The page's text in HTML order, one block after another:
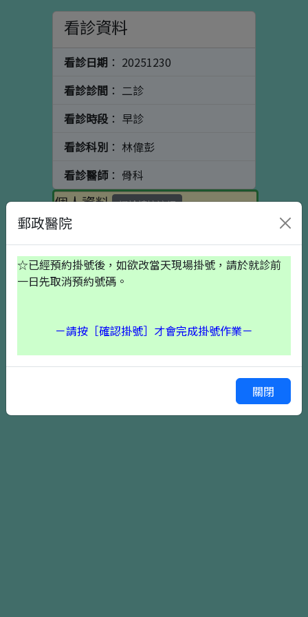
看診資料
看診日期 ： 20251230
看診診間 ： 二診
看診時段 ： 早診
看診科別 ： 林偉彭
看診醫師： 骨科
個人資料 初診請按這裡
出生日期
郵政醫院
☆已經預約掛號後，如欲改當天現場掛號，請於就診前
一日先取消預約號碼。
－請按［確認掛號］才會完成掛號作業－
關閉